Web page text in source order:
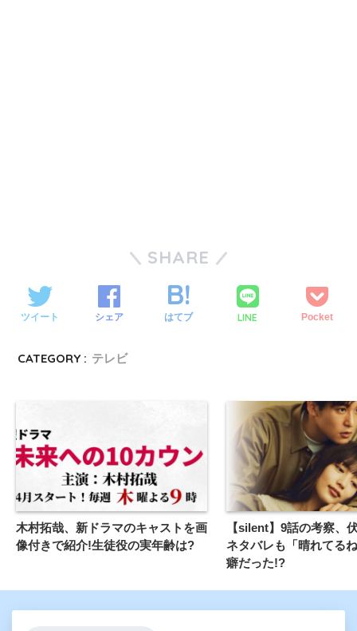
SHARE
ツイート シェア はてブ LINE Pocket
CATEGORY : テレビ
木村拓哉、新ドラマのキャストを画
像付きで紹介!生徒役の実年齢は?
【silent】9話の考察、
ネタバレも「晴れてる
癖だった!?